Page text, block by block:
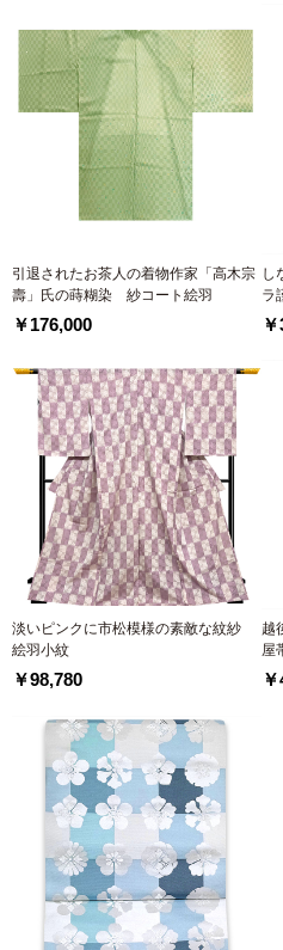
引退されたお茶人の着物作家「高木宗
壽」氏の蒔糊染 紗コート絵羽
￥176,000
し
ラ
淡いピンクに市松模様の素敵な紋紗
絵羽小紋
￥98,780
越
屋